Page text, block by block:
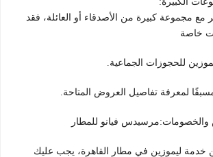
مع مجموعة كبيرة من الأصدقاء أو العائلة، فقد
خاصة
للحجوزات الجماعية.
لمعرفة تفاصيل العروض المتاحة.
فيانو للمطار
خدمة ليموزين في مطار القاهرة، يجب عليك